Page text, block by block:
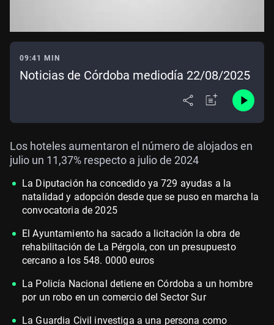
09:41 MIN
Noticias de Córdoba mediodía 22/08/2025
Los hoteles aumentaron el número de alojados en
julio un 11,37% respecto a julio de 2024
La Diputación ha concedido ya 729 ayudas a la
natalidad y adopción desde que se puso en marcha la
convocatoria de 2025
El Ayuntamiento ha sacado a licitación la obra de
rehabilitación de La Pérgola, con un presupuesto
cercano a los 548. 0000 euros
La Policía Nacional detiene en Córdoba a un hombre
por un robo en un comercio del Sector Sur
La Guardia Civil investiga a una persona como